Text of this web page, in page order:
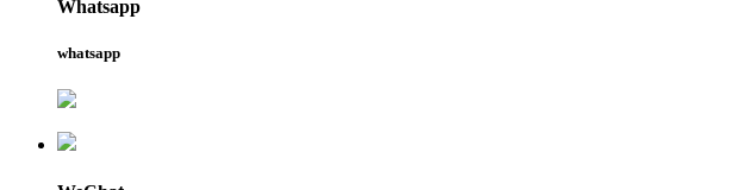
Whatsapp
whatsapp